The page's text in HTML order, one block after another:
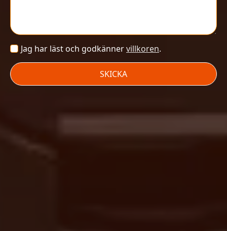
VillkorJag har läst och godkännervillkoren.
SKICKA